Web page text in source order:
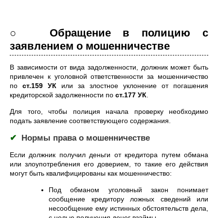
○ Обращение в полицию с
заявлением о мошенничестве
В зависимости от вида задолженности, должник может быть
привлечен к уголовной ответственности за мошенничество
по ст.159 УК или за злостное уклонение от погашения
кредиторской задолженности по ст.177 УК.
Для того, чтобы полиция начала проверку необходимо
подать заявление соответствующего содержания.
✔ Нормы права о мошенничестве
Если должник получил деньги от кредитора путем обмана
или злоупотребления его доверием, то такие его действия
могут быть квалифицированы как мошенничество:
Под обманом уголовный закон понимает
сообщение кредитору ложных сведений или
несообщение ему истинных обстоятельств дела,